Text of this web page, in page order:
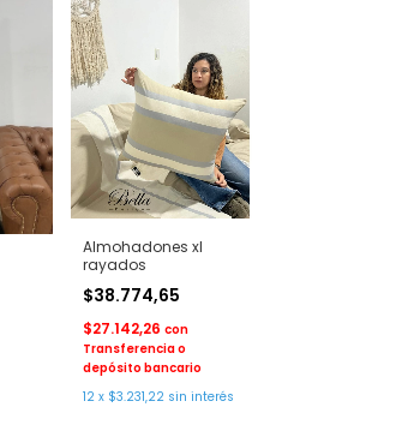
Almohadones xl
rayados
$38.774,65
$27.142,26 con
Transferencia o
depósito bancario
12 x $3.231,22 sin interés